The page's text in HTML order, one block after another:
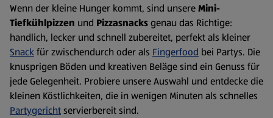
Wenn der kleine Hunger kommt, sind unsereMini-
Tiefkühlpizzen und Pizzasnacksgenau das Richtige:
handlich, lecker und schnell zubereitet, perfekt als kleiner
Snackfür zwischendurch oder als Fingerfood bei Partys. Die
knusprigen Böden und kreativen Beläge sind ein Genuss für
jede Gelegenheit. Probiere unsere Auswahl und entdecke die
kleinen Köstlichkeiten, die in wenigen Minuten als schnelles
Partygerichtservierbereit sind.